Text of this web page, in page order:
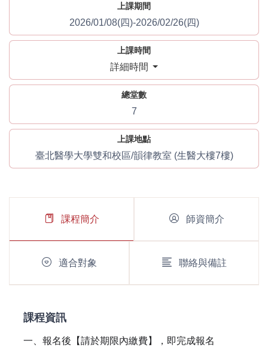
上課期間
2026/01/08(四)-2026/02/26(四)
上課時間
詳細時間
總堂數
7
上課地點
臺北醫學大學雙和校區/韻律教室 (生醫大樓7樓)
課程簡介 師資簡介
適合對象 聯絡與備註
課程資訊
一、報名後【請於期限內繳費】，即完成報名